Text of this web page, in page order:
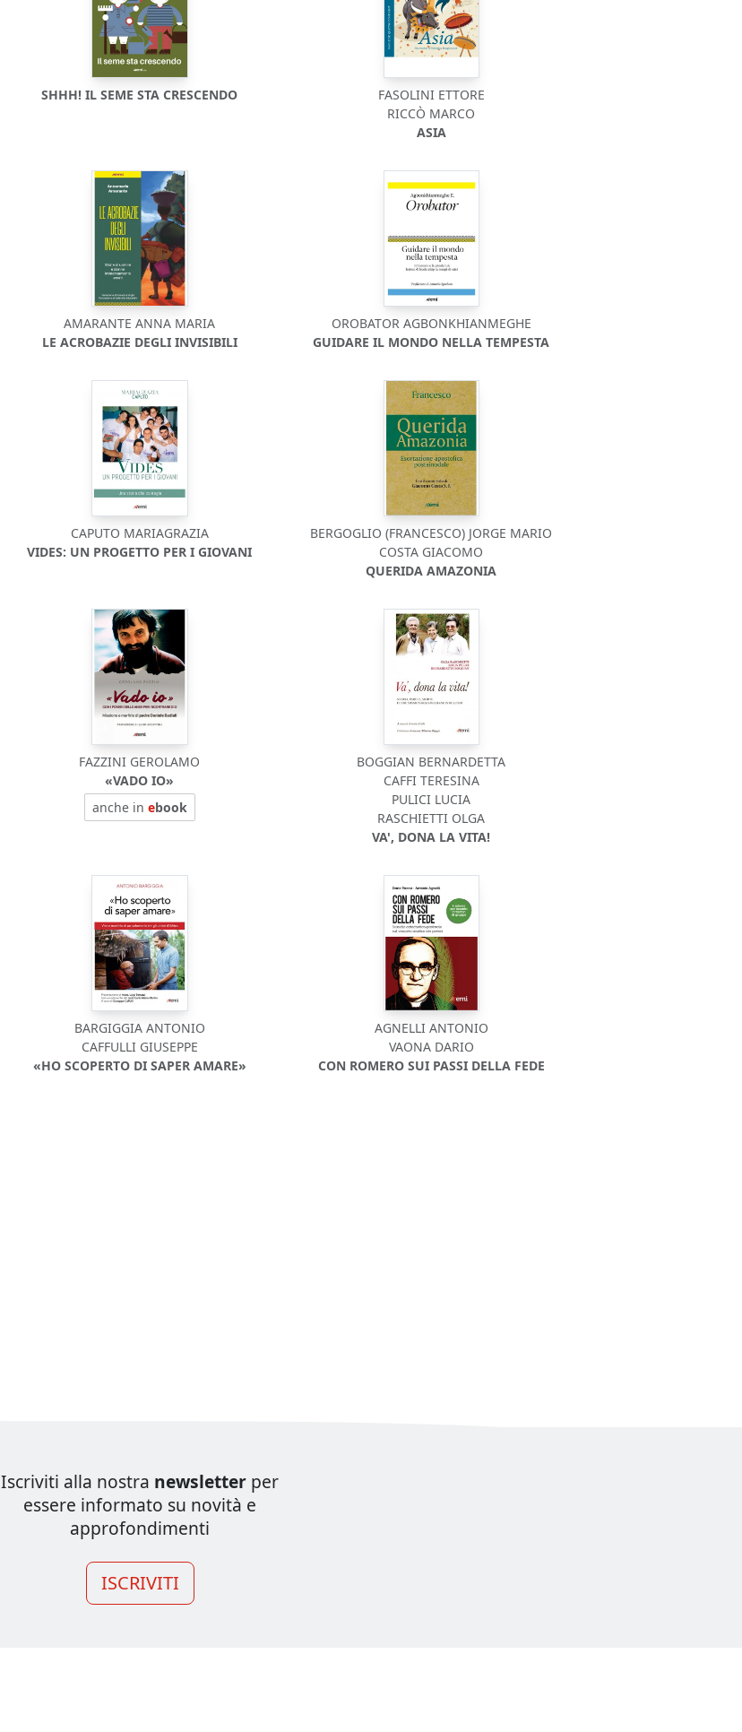
SHHH! IL SEME STA CRESCENDO
FASOLINI ETTORE
RICCÒ MARCO
ASIA
AMARANTE ANNA MARIA
LE ACROBAZIE DEGLI INVISIBILI
OROBATOR AGBONKHIANMEGHE
GUIDARE IL MONDO NELLA TEMPESTA
CAPUTO MARIAGRAZIA
VIDES: UN PROGETTO PER I GIOVANI
BERGOGLIO (FRANCESCO) JORGE MARIO
COSTA GIACOMO
QUERIDA AMAZONIA
FAZZINI GEROLAMO
«VADO IO»
anche in ebook
BOGGIAN BERNARDETTA
CAFFI TERESINA
PULICI LUCIA
RASCHIETTI OLGA
VA', DONA LA VITA!
BARGIGGIA ANTONIO
CAFFULLI GIUSEPPE
«HO SCOPERTO DI SAPER AMARE»
AGNELLI ANTONIO
VAONA DARIO
CON ROMERO SUI PASSI DELLA FEDE
Iscriviti alla nostra newsletter per
essere informato su novità e
approfondimenti
ISCRIVITI